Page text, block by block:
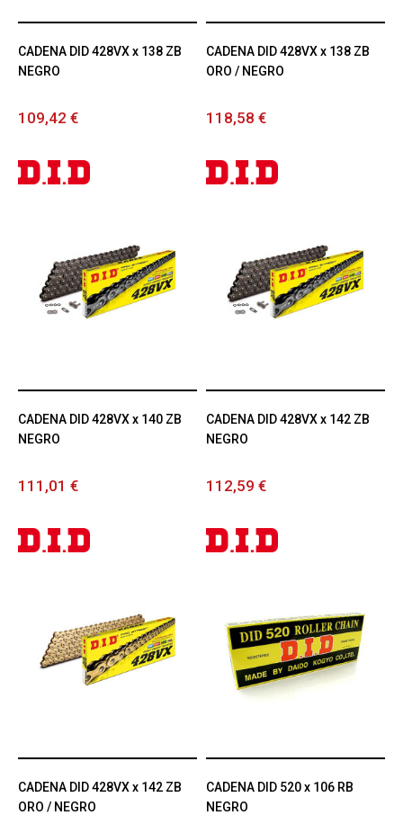
CADENA DID 428VX x 138 ZB
NEGRO
109,42 €
CADENA DID 428VX x 138 ZB
ORO / NEGRO
118,58 €
CADENA DID 428VX x 140 ZB
NEGRO
111,01 €
CADENA DID 428VX x 142 ZB
NEGRO
112,59 €
CADENA DID 428VX x 142 ZB
ORO / NEGRO
CADENA DID 520 x 106 RB
NEGRO